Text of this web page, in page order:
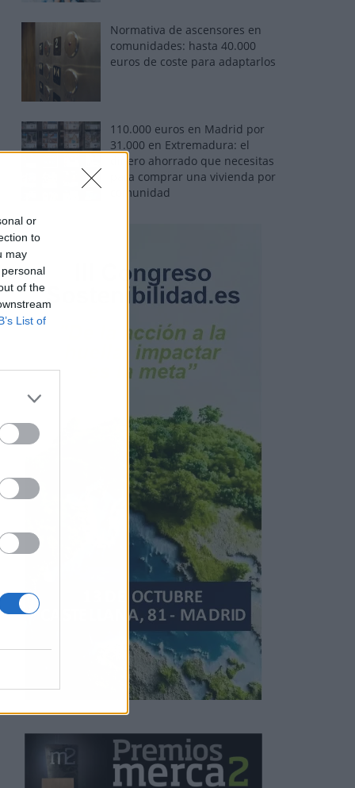
or
to
may
of the
List of
Normativa de ascensores en
comunidades: hasta 40.000
euros de coste para adaptarlos
110.000 euros en Madrid por
31.000 en Extremadura: el
dinero ahorrado que necesitas
para comprar una vivienda por
comunidad